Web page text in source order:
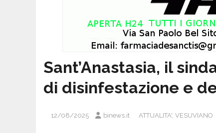
Sant’Anastasia, il
di disinfestazione e
12/08/2025 binews.it ATTUALITA', VESUVIANO